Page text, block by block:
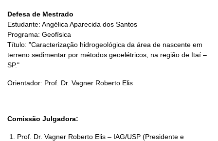
Defesa de Mestrado
Estudante: Angélica Aparecida dos Santos
Programa: Geofísica
Título: "Caracterização hidrogeológica da área de nascente em
terreno sedimentar por métodos geoelétricos, na região de Itaí –
SP."
Orientador: Prof. Dr. Vagner Roberto Elis
Comissão Julgadora:
Prof. Dr. Vagner Roberto Elis – IAG/USP (Presidente e